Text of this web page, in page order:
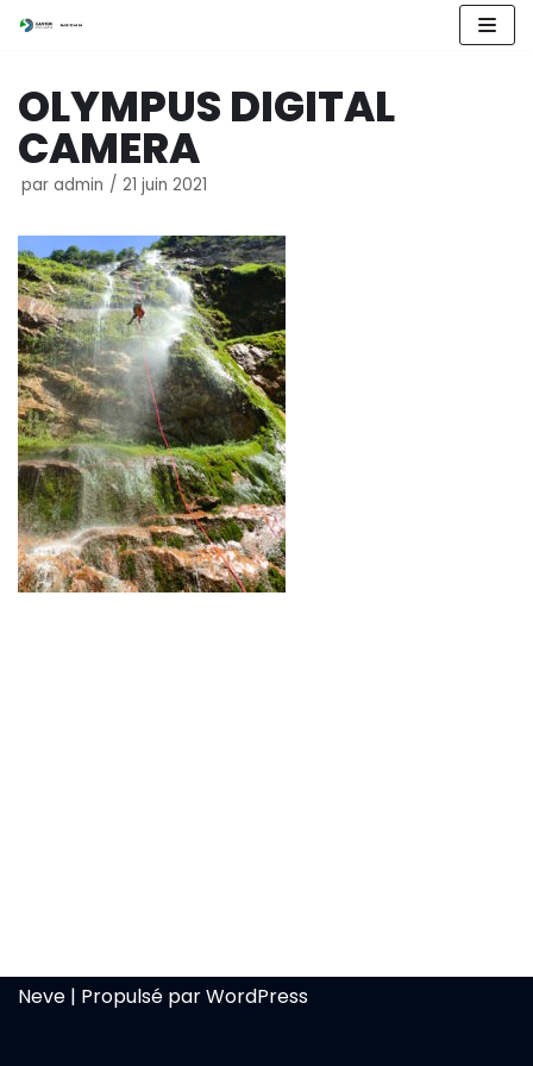
au
contenu
OLYMPUS DIGITAL
CAMERA
par admin 21 juin 2021
Neve | Propulsé parWordPress